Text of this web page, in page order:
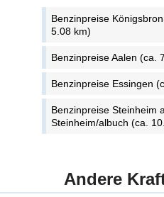
Benzinpreise
5.08 km)
Benzinpreise Aalen (ca.
Benzinpreise Essingen
Benzinpreise Steinheim
Steinheim/albuch (ca.
Andere